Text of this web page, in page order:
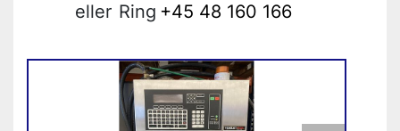
eller Ring +45 48 160 166